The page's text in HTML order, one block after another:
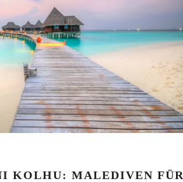
KOLHU: MALEDIVEN FÜR